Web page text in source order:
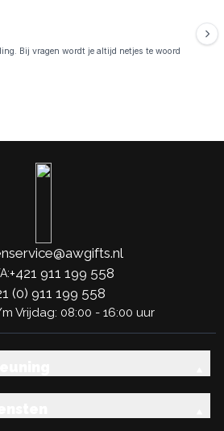
Bij vragen wordt je altijd netjes te woord
+421 911 199 558
(0) 911 199 558
Vrijdag: 08:00 - 16:00 uur